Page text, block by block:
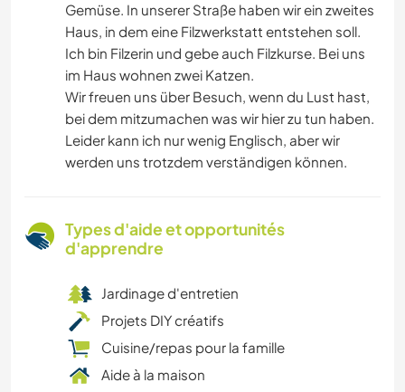
Gemüse. In unserer Straße haben wir ein zweites
Haus, in dem eine Filzwerkstatt entstehen soll.
Ich bin Filzerin und gebe auch Filzkurse. Bei uns
im Haus wohnen zwei Katzen.
Wir freuen uns über Besuch, wenn du Lust hast,
bei dem mitzumachen was wir hier zu tun haben.
Leider kann ich nur wenig Englisch, aber wir
werden uns trotzdem verständigen können.
Types d'aide et opportunités
d'apprendre
Jardinage d'entretien
Projets DIY créatifs
Cuisine/repas pour la famille
Aide à la maison